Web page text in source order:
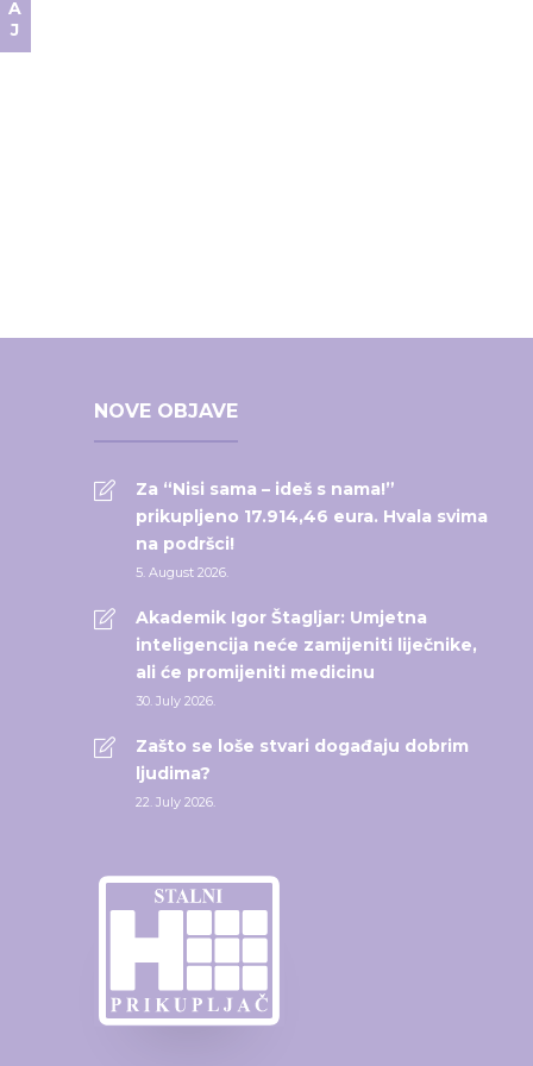
NOVE OBJAVE
Za “Nisi sama – ideš s nama!”
prikupljeno 17.914,46 eura. Hvala svima
na podršci!
5. August 2026.
Akademik Igor Štagljar: Umjetna
inteligencija neće zamijeniti liječnike,
ali će promijeniti medicinu
30. July 2026.
Zašto se loše stvari događaju dobrim
ljudima?
22. July 2026.